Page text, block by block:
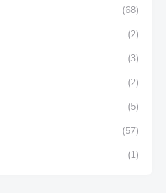
(68)
(2)
(3)
(2)
(5)
(57)
(1)